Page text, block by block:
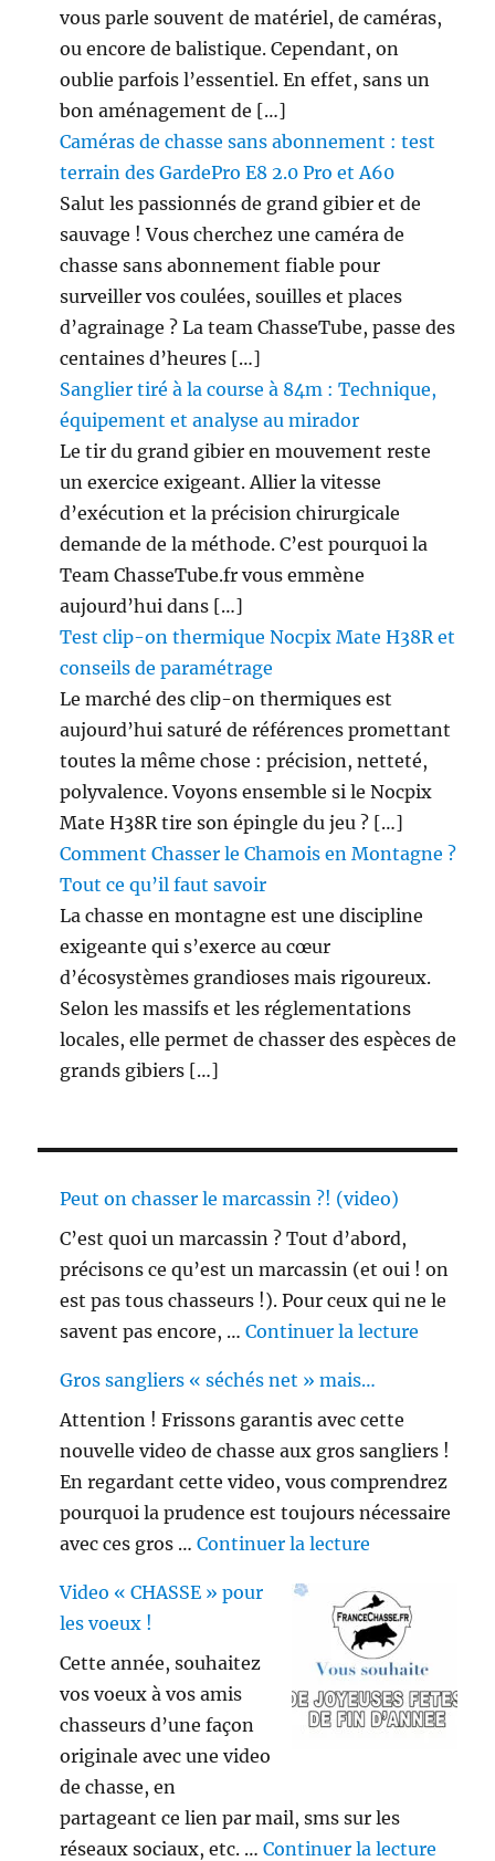
vous parle souvent de matériel, de caméras,
ou encore de balistique. Cependant, on
oublie parfois l’essentiel. En effet, sans un
bon aménagement de […]
Caméras de chasse sans abonnement : test
terrain des GardePro E8 2.0 Pro et A60
Salut les passionnés de grand gibier et de
sauvage ! Vous cherchez une caméra de
chasse sans abonnement fiable pour
surveiller vos coulées, souilles et places
d’agrainage ? La team ChasseTube, passe des
centaines d’heures […]
Sanglier tiré à la course à 84m : Technique,
équipement et analyse au mirador
Le tir du grand gibier en mouvement reste
un exercice exigeant. Allier la vitesse
d’exécution et la précision chirurgicale
demande de la méthode. C’est pourquoi la
Team ChasseTube.fr vous emmène
aujourd’hui dans […]
Test clip-on thermique Nocpix Mate H38R et
conseils de paramétrage
Le marché des clip-on thermiques est
aujourd’hui saturé de références promettant
toutes la même chose : précision, netteté,
polyvalence. Voyons ensemble si le Nocpix
Mate H38R tire son épingle du jeu ? […]
Comment Chasser le Chamois en Montagne ?
Tout ce qu’il faut savoir
La chasse en montagne est une discipline
exigeante qui s’exerce au cœur
d’écosystèmes grandioses mais rigoureux.
Selon les massifs et les réglementations
locales, elle permet de chasser des espèces de
grands gibiers […]
Peut on chasser le marcassin ?! (video)
C’est quoi un marcassin ? Tout d’abord,
précisons ce qu’est un marcassin (et oui ! on
est pas tous chasseurs !). Pour ceux qui ne le
savent pas encore, …Continuer la lecture
Gros sangliers « séchés net » mais…
Attention ! Frissons garantis avec cette
nouvelle video de chasse aux gros sangliers !
En regardant cette video, vous comprendrez
pourquoi la prudence est toujours nécessaire
avec ces gros …Continuer la lecture
Video « CHASSE » pour
les voeux !
Cette année, souhaitez
vos voeux à vos amis
chasseurs d’une façon
originale avec une video
de chasse, en
partageant ce lien par mail, sms sur les
réseaux sociaux, etc. …Continuer la lecture